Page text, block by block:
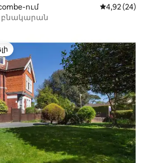
ում Միջին
4,92 (24)
բնակարան
լավագույն տները